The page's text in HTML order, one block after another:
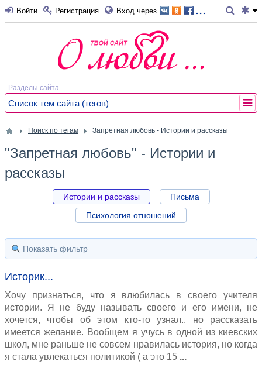
Войти Регистрация Вход через ...
Разделы сайта
Список тем сайта (тегов)
Поиск по тегам Запретная любовь - Истории и рассказы
"Запретная любовь" - Истории и
рассказы
Истории и рассказы
Письма
Психология отношений
Показать фильтр
Историк...
Хочу признаться, что я влюбилась в своего учителя
истории. Я не буду называть своего и его имени, не
хочется, чтобы об этом кто-то узнал.. но рассказать
имеется желание. Вообщем я учусь в одной из киевских
школ, мне раньше не совсем нравилась история, но когда
я стала увлекаться политикой ( а это 15